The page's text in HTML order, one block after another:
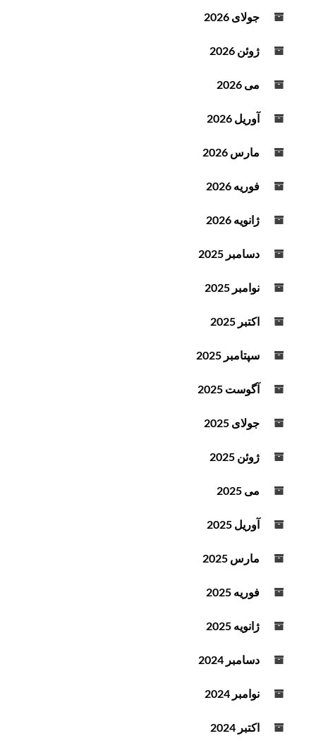
ه
و
جولای 2026
ژوئن 2026
می 2026
آوریل 2026
مارس 2026
فوریه 2026
ژانویه 2026
دسامبر 2025
نوامبر 2025
اکتبر 2025
سپتامبر 2025
آگوست 2025
جولای 2025
ژوئن 2025
می 2025
آوریل 2025
مارس 2025
فوریه 2025
ژانویه 2025
دسامبر 2024
نوامبر 2024
اکتبر 2024